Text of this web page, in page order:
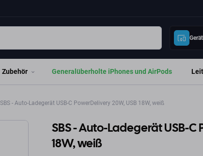
Zubehör Generalüberholte iPhones und AirPods
SBS - Auto-Ladegerät USB-C PowerDelivery 20W, USB 18W, weiß
SBS - Auto-Ladegerät USB-C
18W, weiß